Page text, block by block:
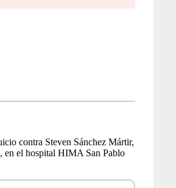
contra Steven Sánchez Mártir,
en el hospital HIMA San Pablo